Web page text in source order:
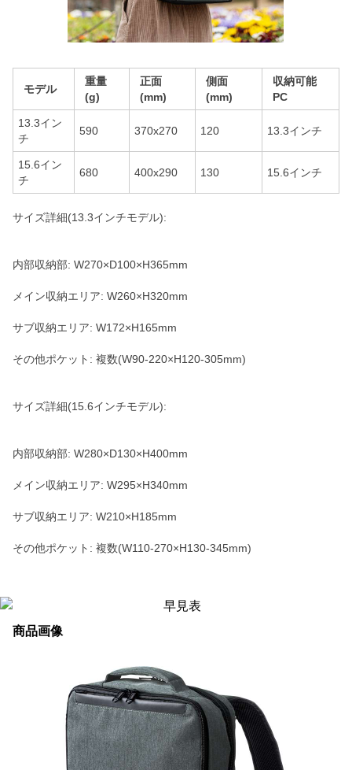
モデル
重量
(g)
正面
(mm)
側面
(mm)
収納可能
PC
13.3イン
チ
590 370x270 120 13.3インチ
15.6イン
チ
680 400x290 130 15.6インチ
サイズ詳細(13.3インチモデル):
内部収納部: W270×D100×H365mm
メイン収納エリア: W260×H320mm
サブ収納エリア: W172×H165mm
その他ポケット: 複数(W90-220×H120-305mm)
サイズ詳細(15.6インチモデル):
内部収納部: W280×D130×H400mm
メイン収納エリア: W295×H340mm
サブ収納エリア: W210×H185mm
その他ポケット: 複数(W110-270×H130-345mm)
商品画像